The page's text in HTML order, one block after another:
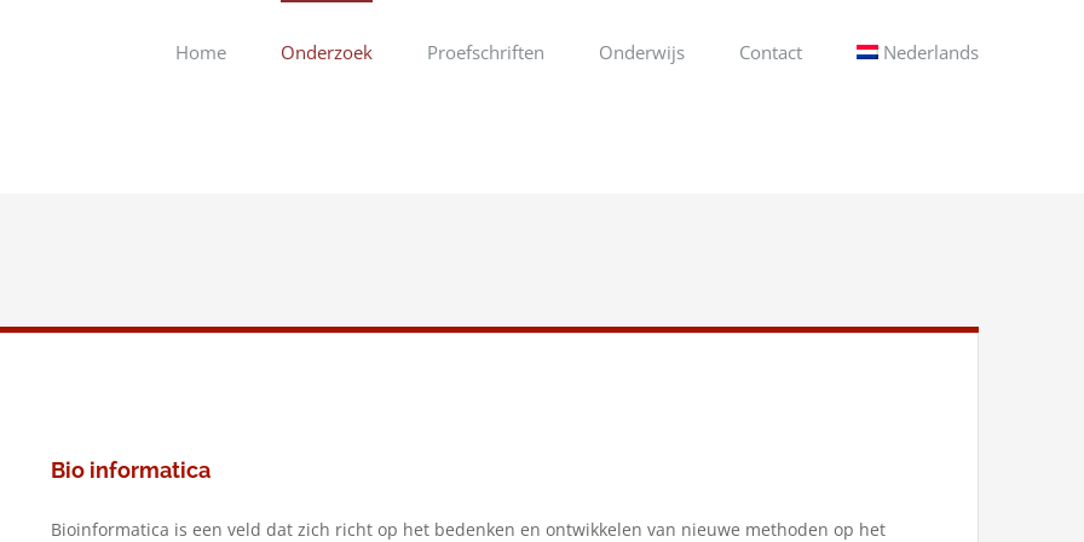
Home Onderzoek Proefschriften Onderwijs Contact Nederlands
Bio informatica
Bioinformatica is een veld dat zich richt op het bedenken en ontwikkelen van nieuwe methoden op het